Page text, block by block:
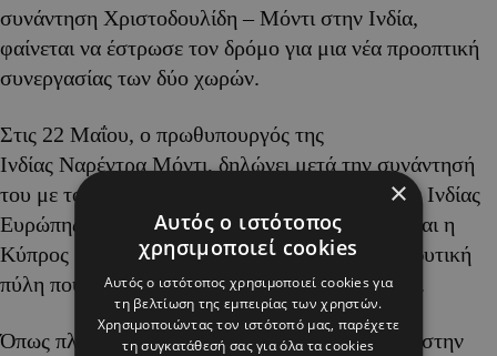
συνάντηση Χριστοδουλίδη – Μόντι στην Ινδία,
φαίνεται να έστρωσε τον δρόμο για μια νέα προοπτική
συνεργασίας των δύο χωρών.
Στις 22 Μαΐου, ο πρωθυπουργός της
Ινδίας Ναρέντρα Μόντι, δηλώνει μετά την συνάντησή
του με τον Νίκο Χριστοδουλίδη, πως οι σχέσεις Ινδίας
Ευρώπης εισέρχονται σε μια νέα χρυσή εποχή και η
Κύπρος αναδεικνύεται και μια σημαντική επενδυτική
πύλη που συνδέει την Ινδία με όλη την Ευρώπη.
Όπως πληροφορείται ο «Alpha της Κυριακής», στην
×
Αυτός ο ιστότοπος
χρησιμοποιεί cookies
Αυτός ο ιστότοπος χρησιμοποιεί cookies για
τη βελτίωση της εμπειρίας των χρηστών.
Χρησιμοποιώντας τον ιστότοπό μας, παρέχετε
τη συγκατάθεσή σας για όλα τα cookies